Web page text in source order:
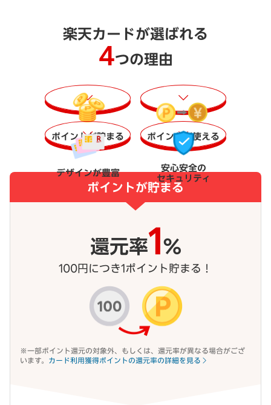
楽天カードが選ばれる
4つの理由
ポイントが貯まる ポイントが使える
デザインが豊富
安心安全の
セキュリティ
ポイントが貯まる
還元率1 %
100円につき1ポイント貯まる！
※一部ポイント還元の対象外、もしくは、還元率が異なる場合がござ
います。 カード利用獲得ポイントの還元率の詳細を見る